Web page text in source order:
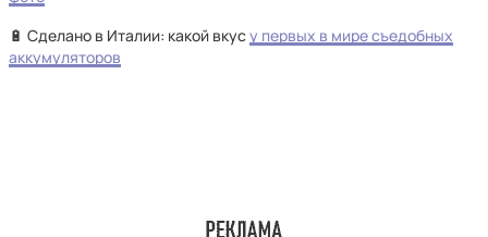
🔋 Сделано в Италии: какой вкусу первых в мире съедобных
аккумуляторов